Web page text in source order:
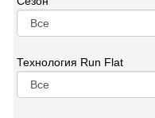
Технология Run Flat